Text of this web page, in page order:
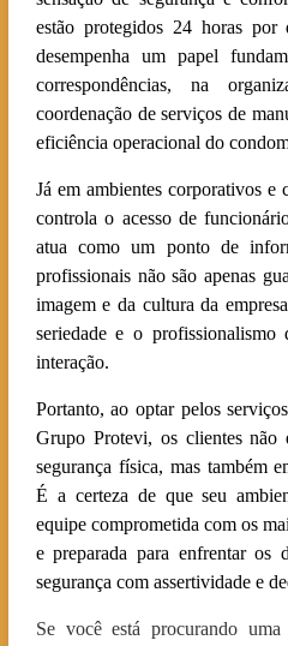
estão protegidos 24 horas
desempenha um papel
correspondências, na
coordenação de serviços de
eficiência operacional do
Já em ambientes corporativos e
controla o acesso de
atua como um ponto de
profissionais não são apenas
imagem e da cultura da
seriedade e o
interação.
Portanto, ao optar pelos
Grupo Protevi, os clientes não
segurança física, mas também
É a certeza de que seu
equipe comprometida com os
e preparada para enfrentar os
segurança com assertividade e
Se você está procurando uma